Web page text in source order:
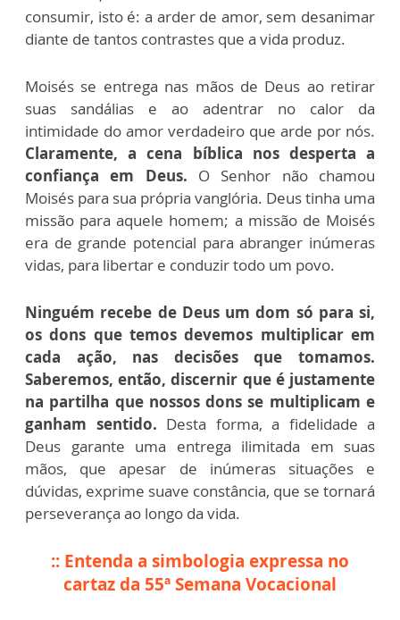
consumir, isto é: a arder de amor, sem desanimar
diante de tantos contrastes que a vida produz.
Moisés se entrega nas mãos de Deus ao retirar
suas sandálias e ao adentrar no calor da
intimidade do amor verdadeiro que arde por nós.
Claramente, a cena bíblica nos desperta a
confiança em Deus. O Senhor não chamou
Moisés para sua própria vanglória. Deus tinha uma
missão para aquele homem; a missão de Moisés
era de grande potencial para abranger inúmeras
vidas, para libertar e conduzir todo um povo.
Ninguém recebe de Deus um dom só para si,
os dons que temos devemos multiplicar em
cada ação, nas decisões que tomamos.
Saberemos, então, discernir que é justamente
na partilha que nossos dons se multiplicam e
ganham sentido. Desta forma, a fidelidade a
Deus garante uma entrega ilimitada em suas
mãos, que apesar de inúmeras situações e
dúvidas, exprime suave constância, que se tornará
perseverança ao longo da vida.
:: Entenda a simbologia expressa no
cartaz da 55ª Semana Vocacional